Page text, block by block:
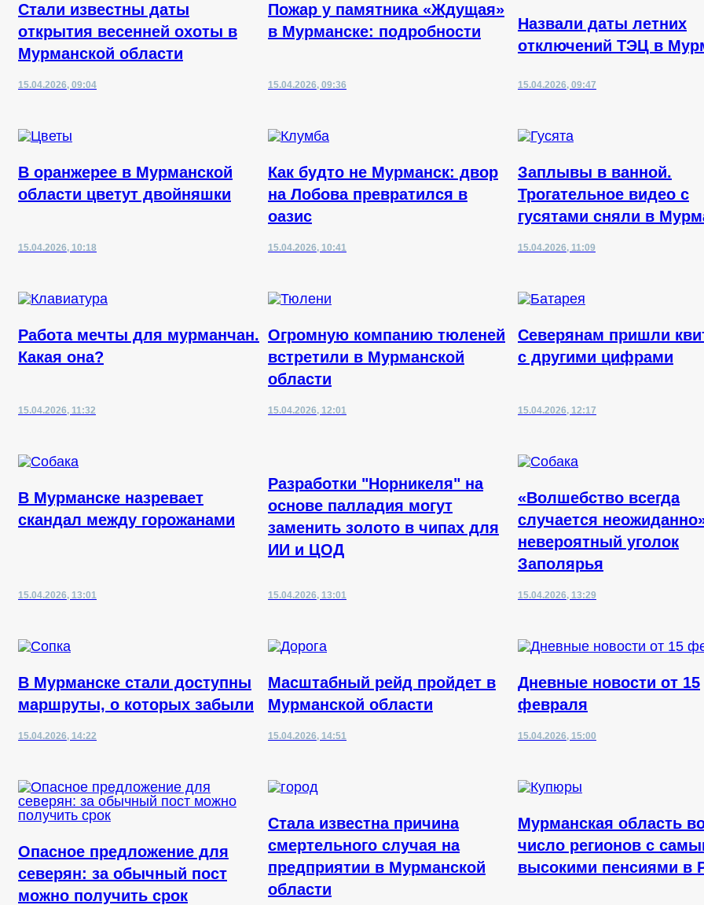
Стали известны даты
открытия весенней охоты в
Мурманской области
15.04.2026, 09:04
Пожар у памятника «Ждущая»
в Мурманске: подробности
15.04.2026, 09:36
Назвали даты летних
отключений ТЭЦ в
15.04.2026, 09:47
В оранжерее в Мурманской
области цветут двойняшки
15.04.2026, 10:18
Как будто не Мурманск: двор
на Лобова превратился в
оазис
15.04.2026, 10:41
Заплывы в ванной.
Трогательное видео с
гусятами сняли в
15.04.2026, 11:09
Работа мечты для мурманчан.
Какая она?
15.04.2026, 11:32
Огромную компанию тюленей
встретили в Мурманской
области
15.04.2026, 12:01
Северянам пришли
с другими цифрами
15.04.2026, 12:17
В Мурманске назревает
скандал между горожанами
15.04.2026, 13:01
Разработки "Норникеля" на
основе палладия могут
заменить золото в чипах для
ИИ и ЦОД
15.04.2026, 13:01
«Волшебство всегда
случается
невероятный уголок
Заполярья
15.04.2026, 13:29
В Мурманске стали доступны
маршруты, о которых забыли
15.04.2026, 14:22
Масштабный рейд пройдет в
Мурманской области
15.04.2026, 14:51
Дневные новости от 15
февраля
15.04.2026, 15:00
Опасное предложение для
северян: за обычный пост
можно получить срок
Стала известна причина
смертельного случая на
предприятии в Мурманской
области
Мурманская область
число регионов с
высокими пенсиями в